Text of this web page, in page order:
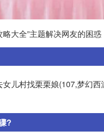
略大全”主题解决网友的困惑
儿村找栗栗娘(107,梦幻
?